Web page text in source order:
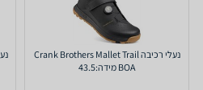
נעלי רכיבה Crank Brothers Mallet Trail
BOA מידה:43.5